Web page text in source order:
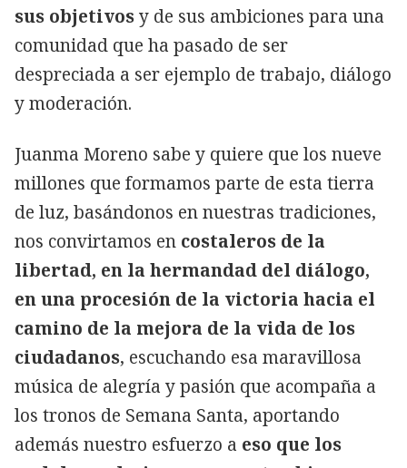
sus objetivosy de sus ambiciones para una
comunidad que ha pasado de ser
despreciada a ser ejemplo de trabajo, diálogo
y moderación.
Juanma Moreno sabe y quiere que los nueve
millones que formamos parte de esta tierra
de luz, basándonos en nuestras tradiciones,
nos convirtamos en costaleros de la
libertad, en la hermandad del diálogo,
en una procesión de la victoria hacia el
camino de la mejora de la vida de los
ciudadanos, escuchando esa maravillosa
música de alegría y pasión que acompaña a
los tronos de Semana Santa, aportando
además nuestro esfuerzo a eso que los